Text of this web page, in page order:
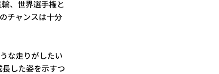
、世界選手権と
チャンスは十分
な走りがしたい
した姿を示すつ